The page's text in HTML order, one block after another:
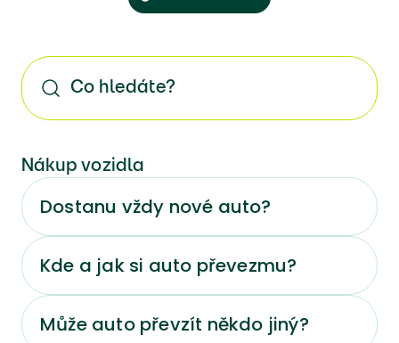
Nákup vozidla
Dostanu vždy nové auto?
Kde a jak si auto převezmu?
Může auto převzít někdo jiný?